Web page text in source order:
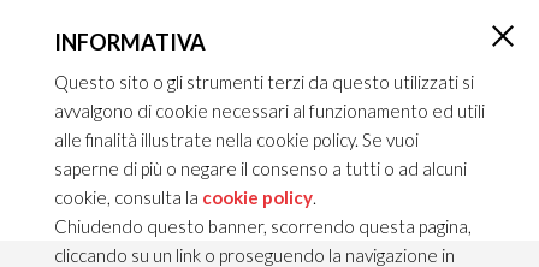
INFORMATIVA
Questo sito o gli strumenti terzi da questo utilizzati si
avvalgono di cookie necessari al funzionamento ed utili
alle finalità illustrate nella cookie policy. Se vuoi
saperne di più o negare il consenso a tutti o ad alcuni
cookie, consulta la cookie policy.
Chiudendo questo banner, scorrendo questa pagina,
cliccando su un link o proseguendo la navigazione in